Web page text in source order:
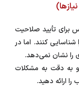
برای تأیید صلاحیت
کنند. اما در
را نشان نمی‌دهد.
و به دقت به مشکلات
ارائه دهید.